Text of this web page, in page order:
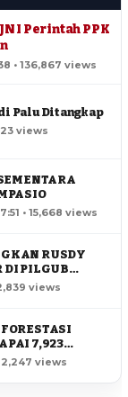
I Perintah PPK
• 136,867 views
Palu Ditangkap
views
• 15,668 views
RUSDY
DI PILGUB
views
7,923
views